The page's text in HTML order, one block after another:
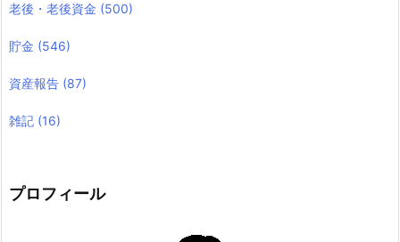
老後・老後資金 (500)
貯金 (546)
資産報告 (87)
雑記 (16)
プロフィール